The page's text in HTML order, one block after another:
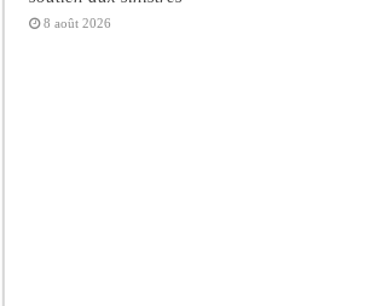
8 août 2026